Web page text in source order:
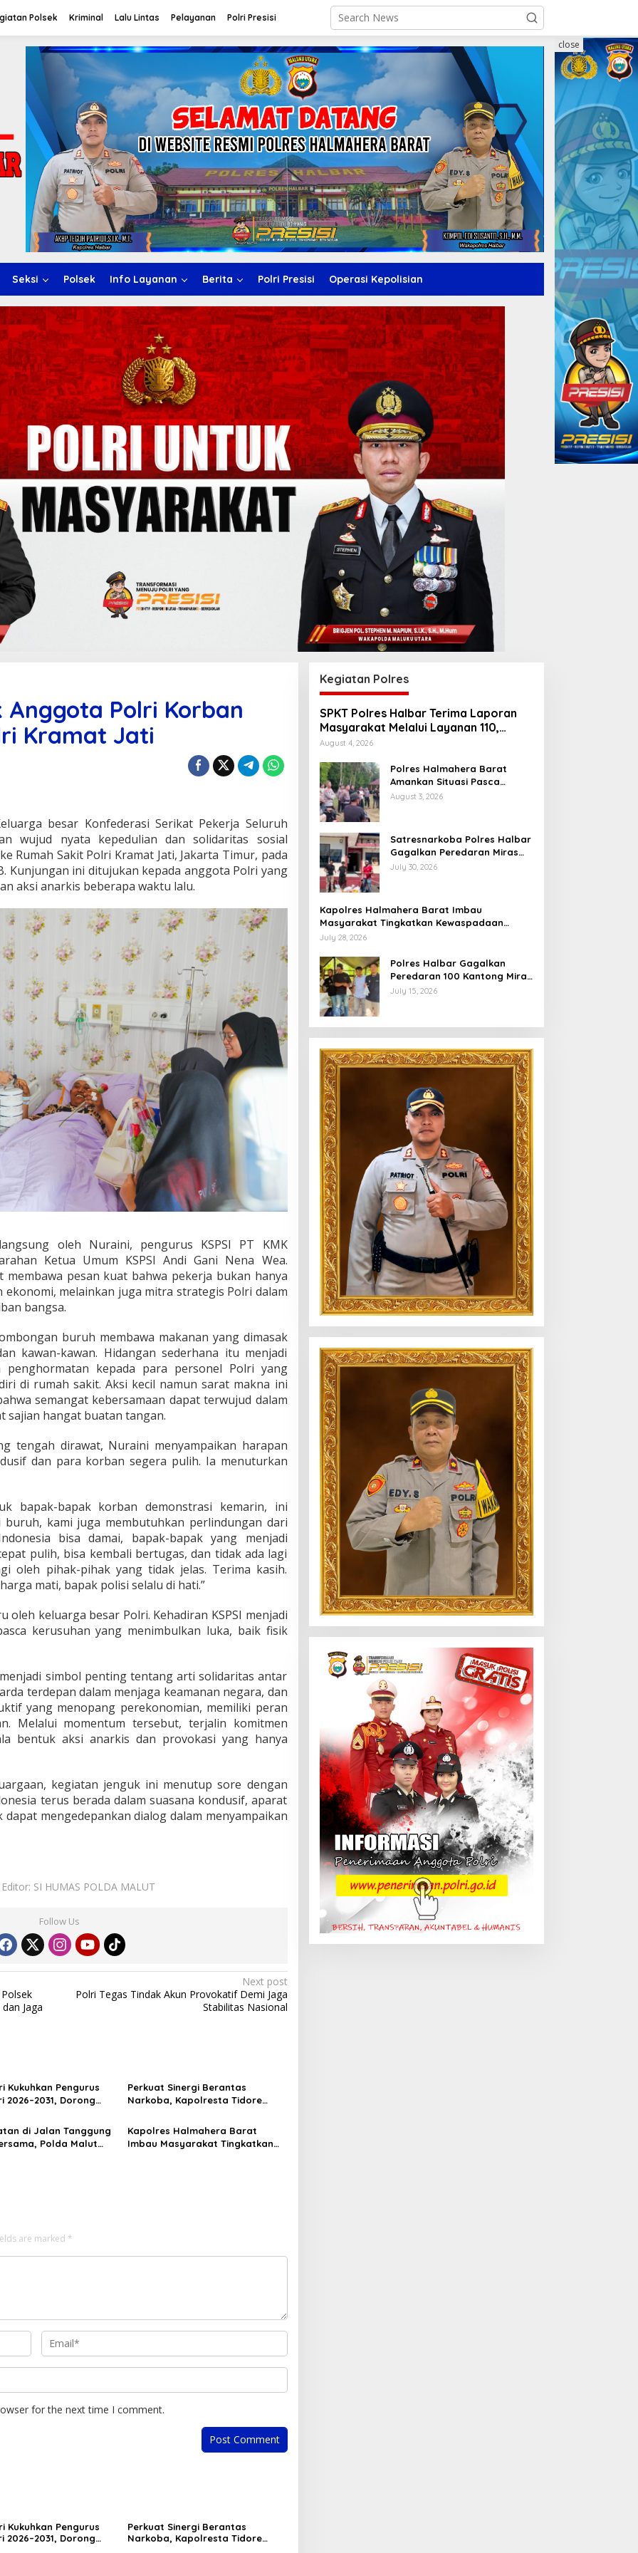
Polsek Kriminal Lalu Lintas Pelayanan Polri Presisi
Seksi Polsek Info Layanan Berita Polri Presisi Operasi Kepolisian
close
Anggota Polri Korban
Kramat Jati
besar Konfederasi Serikat Pekerja Seluruh
wujud nyata kepedulian dan solidaritas sosial
Rumah Sakit Polri Kramat Jati, Jakarta Timur, pada
Kunjungan ini ditujukan kepada anggota Polri yang
aksi anarkis beberapa waktu lalu.
oleh Nuraini, pengurus KSPSI PT KMK
Ketua Umum KSPSI Andi Gani Nena Wea.
pesan kuat bahwa pekerja bukan hanya
melainkan juga mitra strategis Polri dalam
bangsa.
buruh membawa makanan yang dimasak
kawan-kawan. Hidangan sederhana itu menjadi
penghormatan kepada para personel Polri yang
di rumah sakit. Aksi kecil namun sarat makna ini
semangat kebersamaan dapat terwujud dalam
sajian hangat buatan tangan.
tengah dirawat, Nuraini menyampaikan harapan
dan para korban segera pulih. Ia menuturkan
bapak-bapak korban demonstrasi kemarin, ini
buruh, kami juga membutuhkan perlindungan dari
bisa damai, bapak-bapak yang menjadi
pulih, bisa kembali bertugas, dan tidak ada lagi
oleh pihak-pihak yang tidak jelas. Terima kasih.
mati, bapak polisi selalu di hati.”
oleh keluarga besar Polri. Kehadiran KSPSI menjadi
kerusuhan yang menimbulkan luka, baik fisik
simbol penting tentang arti solidaritas antar
terdepan dalam menjaga keamanan negara, dan
yang menopang perekonomian, memiliki peran
Melalui momentum tersebut, terjalin komitmen
bentuk aksi anarkis dan provokasi yang hanya
kegiatan jenguk ini menutup sore dengan
terus berada dalam suasana kondusif, aparat
mengedepankan dialog dalam menyampaikan
Editor: SI HUMAS POLDA MALUT
Follow Us
Jaga
Next post
Polri Tegas Tindak Akun Provokatif Demi Jaga
Stabilitas Nasional
Kukuhkan Pengurus
2026–2031, Dorong
Perkuat Sinergi Berantas
Narkoba, Kapolresta Tidore
Kepala BNN Provinsi Maluku
Utara
di Jalan Tanggung
Polda Malut
Kapolres Halmahera Barat
Imbau Masyarakat Tingkatkan
are marked *
for the next time I comment.
Kukuhkan Pengurus
2026–2031, Dorong
Perkuat Sinergi Berantas
Narkoba, Kapolresta Tidore
Kegiatan Polres
SPKT Polres Halbar Terima Laporan
Masyarakat Melalui Layanan 110,
Wujud Pelayanan Presisi 24 Jam
August 4, 2026
Polres Halmahera Barat
Amankan Situasi Pasca
Tarkam Di Tiga Desa, Mediasi
August 3, 2026
Satresnarkoba Polres Halbar
Gagalkan Peredaran Miras
Cap Tikus, Sita Ratusan
July 30, 2026
Kapolres Halmahera Barat Imbau
Masyarakat Tingkatkan Kewaspadaan
Cegah Kebakaran
July 28, 2026
Polres Halbar Gagalkan
Peredaran 100 Kantong Miras
Cap Tikus, Diamankan dari
July 15, 2026